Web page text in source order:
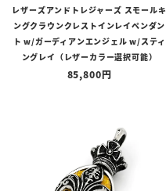
レザーズアンドトレジャーズ スモールキ
ングクラウンクレストインレイペンダン
ト w/ガーディアンエンジェル w/スティ
ングレイ（レザーカラー選択可能）
85,800